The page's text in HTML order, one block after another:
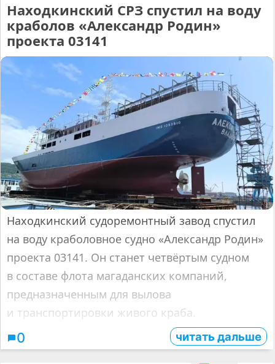
Находкинский СРЗ спустил на воду
краболов «Александр Родин»
проекта 03141
Находкинский судоремонтный завод спустил
на воду краболовное судно «Александр Родин»
проекта 03141. Он станет четвёртым судном
в составе флота магаданских компаний,
предназначенным для вылова
и транспортировки живого краба.
0 читать дальше